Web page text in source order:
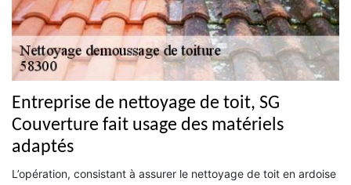
Entreprise de nettoyage de toit, SG
Couverture fait usage des matériels
adaptés
L’opération, consistant à assurer le nettoyage de toit en ardoise